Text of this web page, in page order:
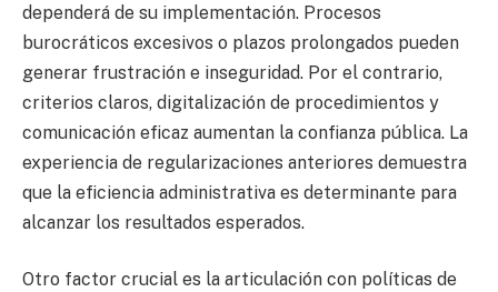
dependerá de su implementación. Procesos
burocráticos excesivos o plazos prolongados pueden
generar frustración e inseguridad. Por el contrario,
criterios claros, digitalización de procedimientos y
comunicación eficaz aumentan la confianza pública. La
experiencia de regularizaciones anteriores demuestra
que la eficiencia administrativa es determinante para
alcanzar los resultados esperados.
Otro factor crucial es la articulación con políticas de